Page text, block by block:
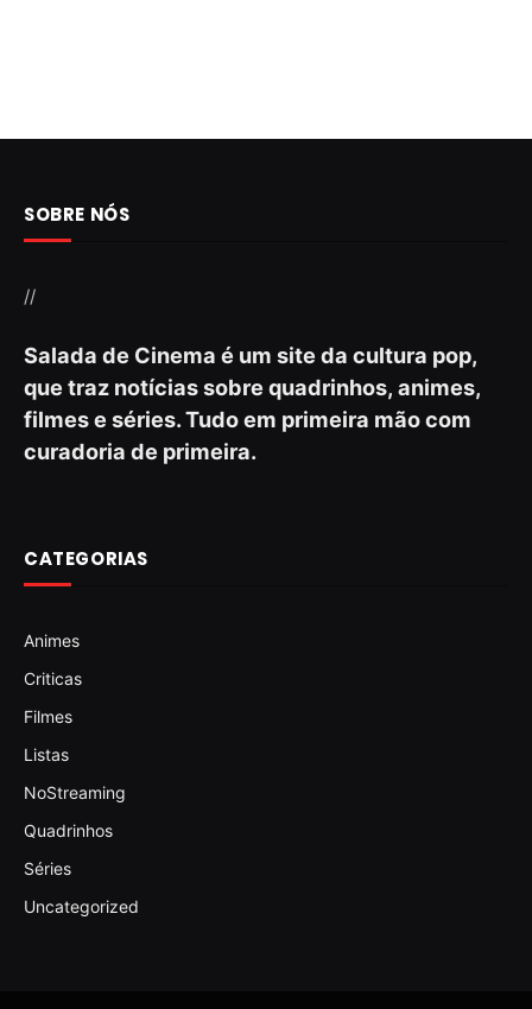
SOBRE NÓS
//
Salada de Cinema é um site da cultura pop,
que traz notícias sobre quadrinhos, animes,
filmes e séries. Tudo em primeira mão com
curadoria de primeira.
CATEGORIAS
Animes
Criticas
Filmes
Listas
NoStreaming
Quadrinhos
Séries
Uncategorized